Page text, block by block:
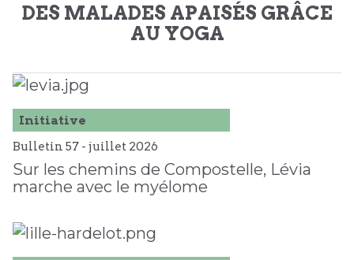
DES MALADES APAISÉS GRÂCE
AU YOGA
Initiative
Bulletin 57 - juillet 2026
Sur les chemins de Compostelle, Lévia
marche avec le myélome